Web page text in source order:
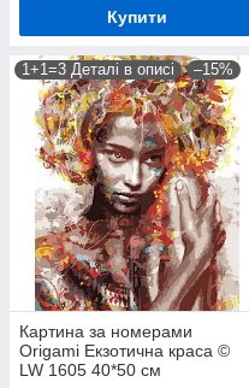
Купити
1+1=3 Деталі в описі –15%
Картина за номерами
Origami Екзотична краса ©
LW 1605 40*50 см